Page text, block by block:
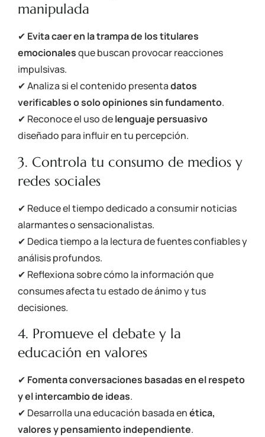
manipulada
✔ Evita caer en la trampa de los titulares
emocionalesque buscan provocar reacciones
impulsivas.
✔ Analiza si el contenido presentadatos
verificables o solo opiniones sin fundamento.
✔ Reconoce el uso delenguaje persuasivo
diseñado para influir en tu percepción.
3. Controla tu consumo de medios y
redes sociales
✔ Reduce el tiempo dedicado a consumir noticias
alarmantes o sensacionalistas.
✔ Dedica tiempo a la lectura de fuentes confiables y
análisis profundos.
✔ Reflexiona sobre cómo la información que
consumes afecta tu estado de ánimo y tus
decisiones.
4. Promueve el debate y la
educación en valores
✔ Fomenta conversaciones basadas en el respeto
y el intercambio de ideas.
✔ Desarrolla una educación basada enética,
valores y pensamiento independiente.